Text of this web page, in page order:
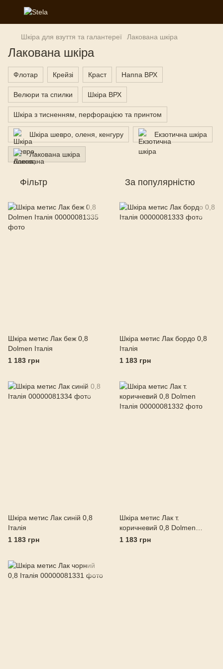
Шкіра для взуття та галантереї Лакована шкіра
Лакована шкіра
Флотар Крейзі Краст Наппа ВРХ
Велюри та спилки Шкіра ВРХ
Шкіра з тисненням, перфорацією та принтом
Шкіра шевро, оленя, кенгуру Екзотична шкіра
Лакована шкіра
Фільтр За популярністю
Шкіра метис Лак беж 0,8
Dolmen Італія
1 183 грн
Шкіра метис Лак бордо 0,8
Італія
1 183 грн
Шкіра метис Лак синій 0,8
Італія
1 183 грн
Шкіра метис Лак т.
коричневий 0,8 Dolmen
Італія
1 183 грн